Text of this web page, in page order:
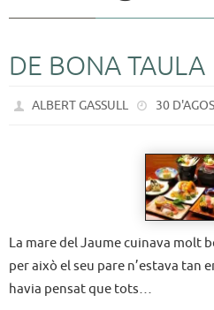
DE BONA TAULA
ALBERT GASSULL 30
La mare del Jaume cuinava molt
per això el seu pare n’estava tan
havia pensat que tots…